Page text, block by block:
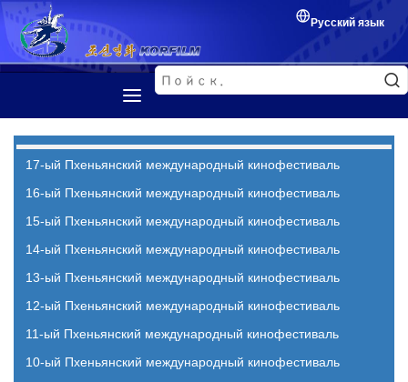
Русский язык
Первая страница
Корейский фильм
Кинофестиваль
17-ый Пхеньянский международный кинофестиваль
16-ый Пхеньянский международный кинофестиваль
15-ый Пхеньянский международный кинофестиваль
14-ый Пхеньянский международный кинофестиваль
13-ый Пхеньянский международный кинофестиваль
12-ый Пхеньянский международный кинофестиваль
11-ый Пхеньянский международный кинофестиваль
10-ый Пхеньянский международный кинофестиваль